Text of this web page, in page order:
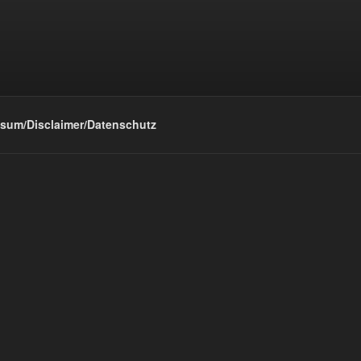
Disclaimer/Datenschutz